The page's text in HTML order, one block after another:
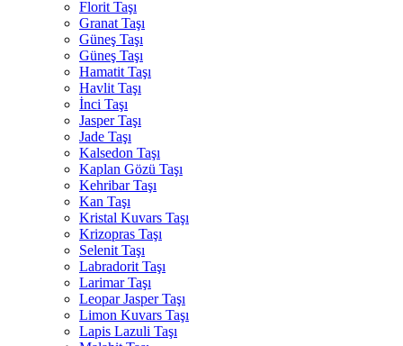
Florit Taşı
Granat Taşı
Güneş Taşı
Güneş Taşı
Hamatit Taşı
Havlit Taşı
İnci Taşı
Jasper Taşı
Jade Taşı
Kalsedon Taşı
Kaplan Gözü Taşı
Kehribar Taşı
Kan Taşı
Kristal Kuvars Taşı
Krizopras Taşı
Selenit Taşı
Labradorit Taşı
Larimar Taşı
Leopar Jasper Taşı
Limon Kuvars Taşı
Lapis Lazuli Taşı